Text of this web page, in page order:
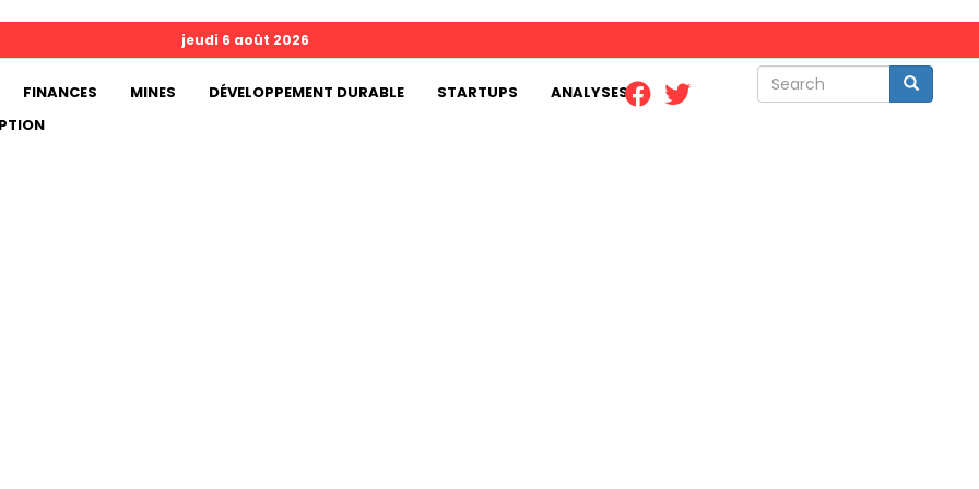
Search Search
jeudi 6 août 2026
FINANCES MINES DÉVELOPPEMENT DURABLE STARTUPS
ANALYSES